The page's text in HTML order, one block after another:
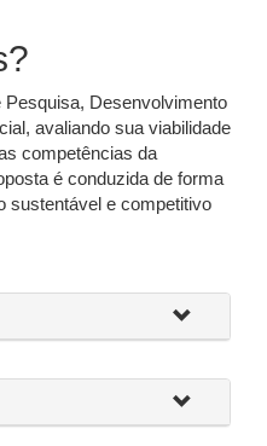
Desenvolvimento
avaliando sua viabilidade
competências da
é conduzida de forma
sustentável e competitivo